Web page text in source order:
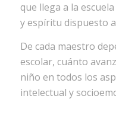
que llega a la
y espíritu dispuesto
De cada maestro
escolar, cuánto
niño en todos los
intelectual y